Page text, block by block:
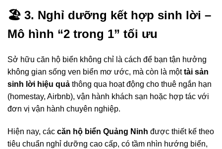
🏖️ 3. Nghỉ dưỡng kết hợp sinh lời –
Mô hình “2 trong 1” tối ưu
Sở hữu căn hộ biển không chỉ là cách để bạn tận hưởng
không gian sống ven biển mơ ước, mà còn là mộttài sản
sinh lời hiệu quả thông qua hoạt động cho thuê ngắn hạn
(homestay, Airbnb), vận hành khách sạn hoặc hợp tác với
đơn vị vận hành chuyên nghiệp.
Hiện nay, các căn hộ biển Quảng Ninh được thiết kế theo
tiêu chuẩn nghỉ dưỡng cao cấp, có tầm nhìn hướng biển,